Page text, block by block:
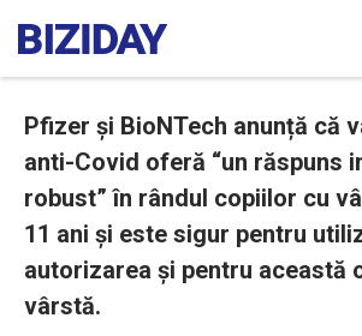
Pfizer și BioNTech anunță că
anti-Covid oferă “un răspuns
robust” în rândul copiilor cu
11 ani și este sigur pentru
autorizarea și pentru această
vârstă.